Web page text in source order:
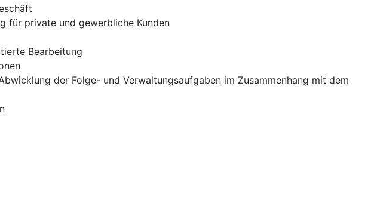
für private und gewerbliche Kunden
Bearbeitung
der Folge- und Verwaltungsaufgaben im Zusammenhang mit dem